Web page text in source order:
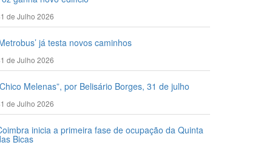
de Julho 2026
já testa novos caminhos
de Julho 2026
Melenas”, por Belisário Borges, 31 de julho
de Julho 2026
inicia a primeira fase de ocupação da Quinta
Bicas